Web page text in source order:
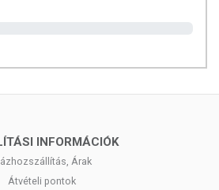
INFORMÁCIÓK
Árak
Átvételi pontok